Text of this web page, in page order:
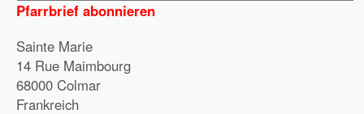
Pfarrbrief abonnieren
Sainte Marie
14 Rue Maimbourg
68000 Colmar
Frankreich